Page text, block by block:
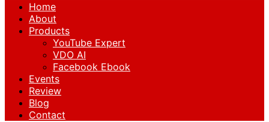
Home
About
Products
YouTube Expert
VDO AI
Facebook Ebook
Events
Review
Blog
Contact